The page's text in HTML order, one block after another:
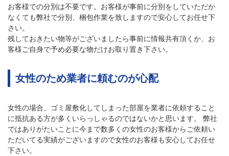
お客様での分別は不要です。お客様が事前に分別をしていただか
なくても弊社で分別、梱包作業を致しますので安心してお任せ下
さい。
残しておきたい物等がございましたら事前に情報共有頂くか、お
客様ご自身で予め必要な物だけお取り置き下さい。
女性のため業者に頼むのが心配
女性の場合、ゴミ屋敷化してしまった部屋を業者に依頼すること
に抵抗ある方が多くいらっしゃるのではないかと思います。 弊社
ではありがたいことに今まで数多くの女性のお客様からご依頼い
ただいてる実績がございますので女性のお客様も安心してお任せ
下さい。